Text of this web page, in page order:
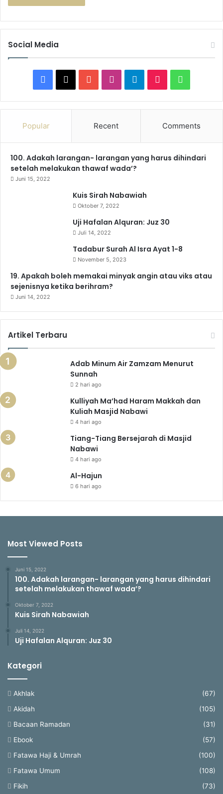
Social Media
Facebook
X YouTubeInstagram
TelegramTikTok
Popular Recent Comments
100. Adakah larangan- larangan yang harus dihindari
setelah melakukan thawaf wada’?
Juni 15, 2022
Kuis Sirah Nabawiah
Oktober 7, 2022
Uji Hafalan Alquran: Juz 30
Juli 14, 2022
Tadabur Surah Al Isra Ayat 1-8
November 5, 2023
19. Apakah boleh memakai minyak angin atau viks atau
sejenisnya ketika berihram?
Juni 14, 2022
Artikel Terbaru
Adab Minum Air Zamzam Menurut
Sunnah
2 hari ago
Kulliyah Ma’had Haram Makkah dan
Kuliah Masjid Nabawi
4 hari ago
Tiang-Tiang Bersejarah di Masjid
Nabawi
4 hari ago
Al-Hajun
6 hari ago
Most Viewed Posts
Juni 15, 2022
100. Adakah larangan- larangan yang harus dihindari
setelah melakukan thawaf wada’?
Oktober 7, 2022
Kuis Sirah Nabawiah
Juli 14, 2022
Uji Hafalan Alquran: Juz 30
Kategori
Akhlak
(67)
Akidah
(105)
Bacaan Ramadan
(31)
Ebook
(57)
Fatawa Haji & Umrah
(100)
Fatawa Umum
(108)
Fikih
(73)